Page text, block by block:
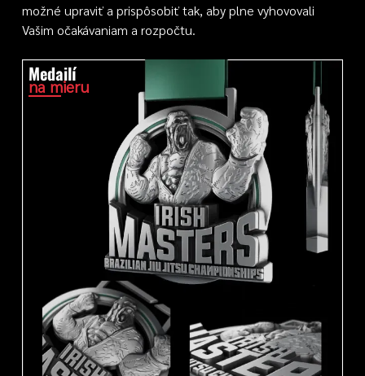
možné upraviť a prispôsobiť tak, aby plne vyhovovali
Vašim očakávaniam a rozpočtu.
Medailí
na mieru